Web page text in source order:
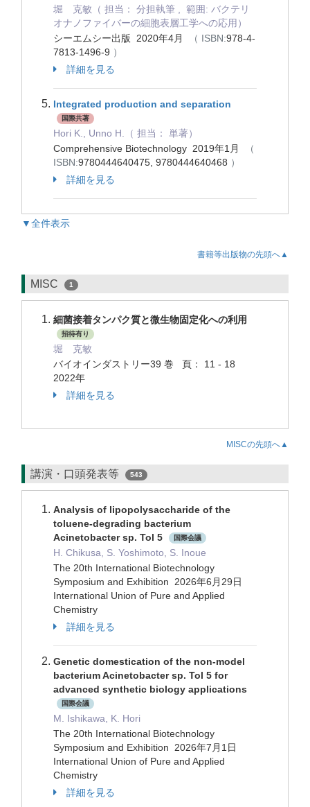
堀 克敏（ 担当： 分担執筆 , 範囲: バクテリ
オナノファイバーの細胞表層工学への応用）
シーエムシー出版 2020年4月
（ ISBN:978-4-
7813-1496-9 ）
詳細を見る
Integrated production and separation
国際共著
Hori K., Unno H.（ 担当： 単著）
Comprehensive Biotechnology 2019年1月
（
ISBN:9780444640475, 9780444640468 ）
詳細を見る
▼全件表示
書籍等出版物の先頭へ▲
MISC 1
細菌接着タンパク質と微生物固定化への利用
招待有り
堀 克敏
バイオインダストリー39 巻 頁： 11 - 18
2022年
詳細を見る
MISCの先頭へ▲
講演・口頭発表等 543
Analysis of lipopolysaccharide of the
toluene-degrading bacterium
Acinetobacter sp. Tol 5
国際会議
H. Chikusa, S. Yoshimoto, S. Inoue
The 20th International Biotechnology
Symposium and Exhibition 2026年6月29日
International Union of Pure and Applied
Chemistry
詳細を見る
Genetic domestication of the non-model
bacterium Acinetobacter sp. Tol 5 for
advanced synthetic biology applications
国際会議
M. Ishikawa, K. Hori
The 20th International Biotechnology
Symposium and Exhibition 2026年7月1日
International Union of Pure and Applied
Chemistry
詳細を見る